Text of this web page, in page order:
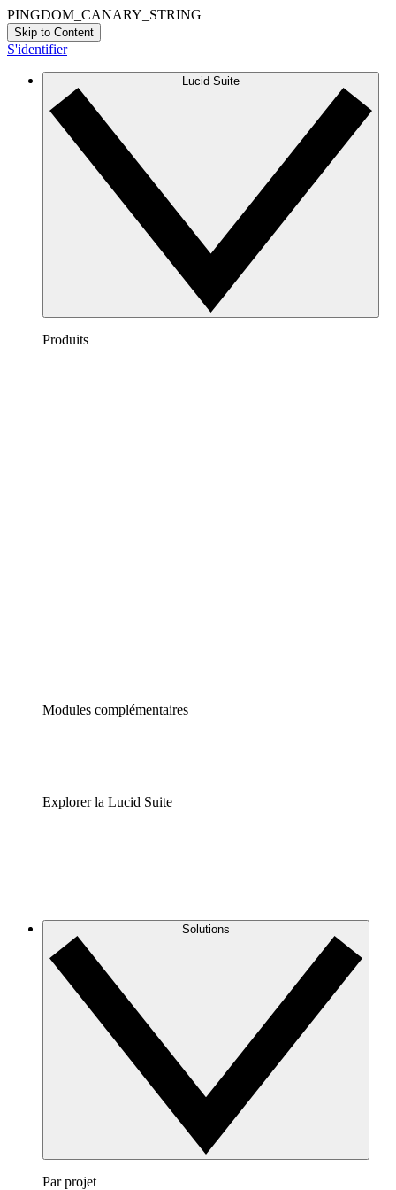
PINGDOM_CANARY_STRING
Skip to Content
S'identifier
Lucid Suite
Produits
Modules complémentaires
Explorer la Lucid Suite
Solutions
Par projet